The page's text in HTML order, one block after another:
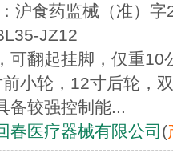
沪食药监械（准
JZ12
可翻起挂脚，仅重10
小轮，12寸后轮，
备较强控制能...
春医疗器械有限公司 (